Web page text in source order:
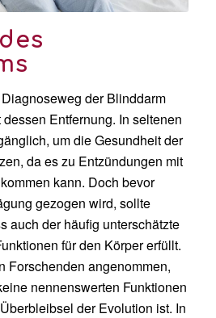
der Blinddarm
Entfernung. In seltenen
um die Gesundheit der
da es zu Entzündungen mit
kann. Doch bevor
gezogen wird, sollte
auch der häufig unterschätzte
für den Körper erfüllt.
Forschenden angenommen,
nennenswerten Funktionen
der Evolution ist. In